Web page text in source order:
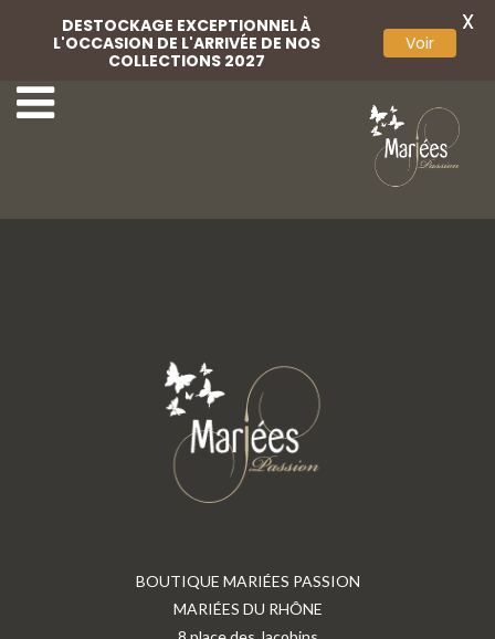
Pochette Pochette dentelle
BOUTIQUE MARIÉES PASSION
MARIÉES DU RHÔNE
DESTOCKAGE EXCEPTIONNEL À
L'OCCASION DE L'ARRIVÉE DE NOS
COLLECTIONS 2027
Voir
X